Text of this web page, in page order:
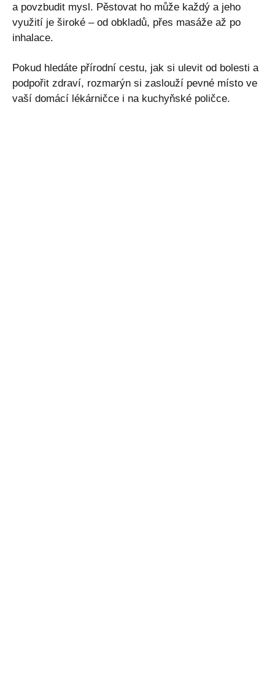
a povzbudit mysl. Pěstovat ho může každý a jeho
využití je široké – od obkladů, přes masáže až po
inhalace.
Pokud hledáte přírodní cestu, jak si ulevit od bolesti a
podpořit zdraví, rozmarýn si zaslouží pevné místo ve
vaší domácí lékárničce i na kuchyňské poličce.